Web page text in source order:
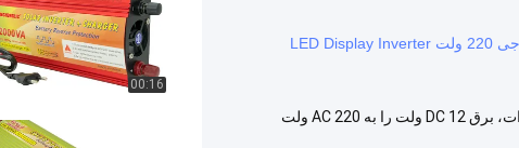
اینورتر موج سینوسی اصلاح شده 5000 وات با USB و نمایشگر LED اینورتر موج سینوسی اصلاح شده 5000 وات، برق DC 12 ولت را به AC 220 ولت
00:16